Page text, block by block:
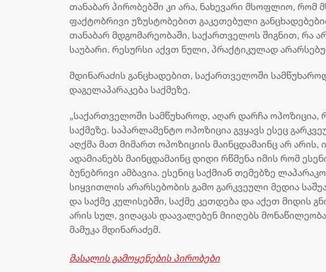
თანაბარ პირობებში კი არა, ნახევარი მსოფლიო, რომ
ფაქტობრივი უზუსტობებით გაკეთებული
თანაბარ მდგომარეობაში, საქართველოს შიგნით, რა
საუბარი. რესურსი აქვთ ნული, პრაქტიკულად
მდინარაძის განცხადებით, საქართველოში
დაგელაპარაკება საქმეზე.
„საქართველოში სამწუხაროდ, აღარ დარჩა
საქმეზე. საპარლამენტო ოპოზიცია გვყავს ესეც
აღქმა მათ მიმართ ოპოზიციის მაინცდამაინც არ არის,
ადამიანებს მაინცდამაინც დიდი რწმენა იმის რომ
ბუნებრივი ამბავია. ესენიც საქმიან თემებზე
სიყვითლის არარსებობის გამო გარკვეული მედია
და საქმე კულისებში, საქმე კეთდება და აქეთ მიდის
არის სულ, ვიღაცას დაავალებენ მიიღებს
მამუკა მდინარაძემ.
მასალის გამოყენების პირობები
ნაკრები
18 ივლისი